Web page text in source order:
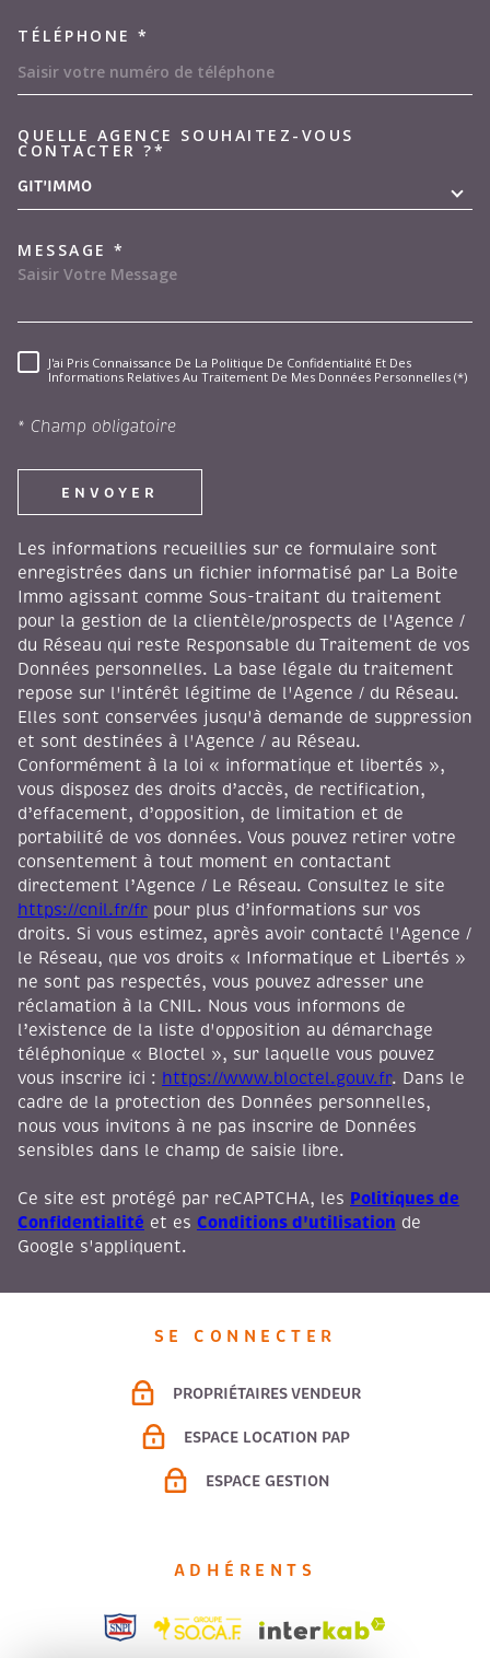
TÉLÉPHONE *
QUELLE AGENCE SOUHAITEZ-VOUS
CONTACTER ?*
GIT'IMMO
MESSAGE *
RÈGLEMENTATION
J'ai Pris Connaissance De La Politique De Confidentialité Et Des
Informations Relatives Au Traitement De Mes Données Personnelles (*)
* Champ obligatoire
ENVOYER
Les informations recueillies sur ce formulaire sont
enregistrées dans un fichier informatisé par La Boite
Immo agissant comme Sous-traitant du traitement
pour la gestion de la clientèle/prospects de l'Agence /
du Réseau qui reste Responsable du Traitement de vos
Données personnelles. La base légale du traitement
repose sur l'intérêt légitime de l'Agence / du Réseau.
Elles sont conservées jusqu'à demande de suppression
et sont destinées à l'Agence / au Réseau.
Conformément à la loi « informatique et libertés »,
vous disposez des droits d’accès, de rectification,
d’effacement, d’opposition, de limitation et de
portabilité de vos données. Vous pouvez retirer votre
consentement à tout moment en contactant
directement l’Agence / Le Réseau. Consultez le site
https://cnil.fr/fr pour plus d’informations sur vos
droits. Si vous estimez, après avoir contacté l'Agence /
le Réseau, que vos droits « Informatique et Libertés »
ne sont pas respectés, vous pouvez adresser une
réclamation à la CNIL. Nous vous informons de
l’existence de la liste d'opposition au démarchage
téléphonique « Bloctel », sur laquelle vous pouvez
vous inscrire ici : https://www.bloctel.gouv.fr. Dans le
cadre de la protection des Données personnelles,
nous vous invitons à ne pas inscrire de Données
sensibles dans le champ de saisie libre.
Ce site est protégé par reCAPTCHA, les Politiques de
Confidentialité et es Conditions d'utilisation de
Google s'appliquent.
SE CONNECTER
PROPRIÉTAIRES VENDEUR
ESPACE LOCATION PAP
ESPACE GESTION
ADHÉRENTS